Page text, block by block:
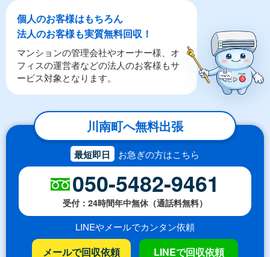
個人のお客様はもちろん
法人のお客様も実質無料回収！
マンションの管理会社やオーナー様、オ
フィスの運営者などの法人のお客様もサ
ービス対象となります。
川南町へ無料出張
最短即日 お急ぎの方はこちら
050-5482-9461
受付：24時間年中無休（通話料無料）
LINEやメールでカンタン依頼
メールで回収依頼 LINEで回収依頼